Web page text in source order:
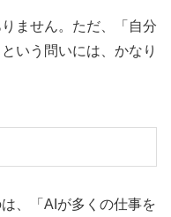
ません。ただ、「自分
いう問いには、かなり
、「AIが多くの仕事を